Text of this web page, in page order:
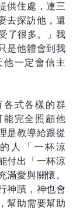
供住處，連三
去探訪他，還
了很多。」我
是他體會到我
一定會信主
各式各樣的群
能完全照顧他
是教導給跟從
人「一杯涼
付出「一杯涼
滿愛與關懷。
神蹟，神也會
幫助需要幫助